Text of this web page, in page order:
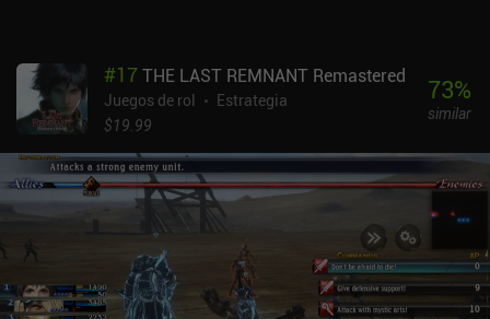
convertirse en "Primogemas" para comprar Deseos y Energía, esta
última necesaria para obtener recompensas en ciertas mazmorras.
Dado que el drop-rate de los objetos de alto nivel de los Deseos es
muy bajo, esto supone una gran ventaja para los jugadores de
pago. Sin embargo, la monetización puede ignorarse un poco por
ahora, ya que el juego aún no cuenta con un sistema PvP.
#17THE LAST REMNANT Remastered
Juegos de rol
Estrategia
$19.99
73%
similar